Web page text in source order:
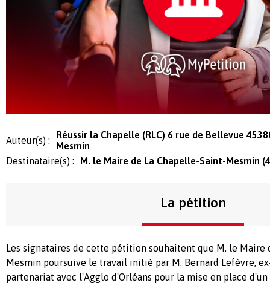
Auteur(s) :
Réussir la Chapelle (RLC) 6 rue de Bellevue
Mesmin
Destinataire(s) :
M. le Maire de La Chapelle-Saint-Mesmin
La pétition
Les signataires de cette pétition souhaitent que M. le Maire
Mesmin poursuive le travail initié par M. Bernard Lefèvre,
partenariat avec l'Agglo d'Orléans pour la mise en place